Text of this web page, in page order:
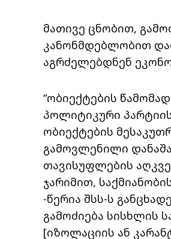
მათივე ცნობით,
კანონმდებლობით
აგრძელებდნენ
“ობიექტების
პოლიტიკური
ობიექტების
გამოვლენილი
თავისუფლების
ჯარიმით,
-წერია შსს-ს
გამოძიება სისხლის
[იზოლაციის ან